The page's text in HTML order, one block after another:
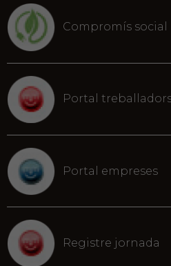
Compromís social
Portal
Portal empreses
Registre jornada